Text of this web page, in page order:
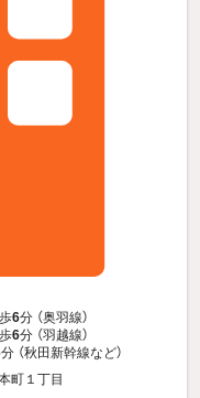
6分 （奥羽線）
6分 （羽越線）
分 （秋田新幹線など）
町１丁目